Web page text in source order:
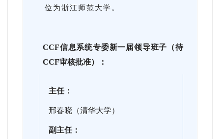
位为浙江师范大学。
CCF信息系统专委新一届领导班子（待
CCF审核批准）：
主任：
邢春晓（清华大学）
副主任：